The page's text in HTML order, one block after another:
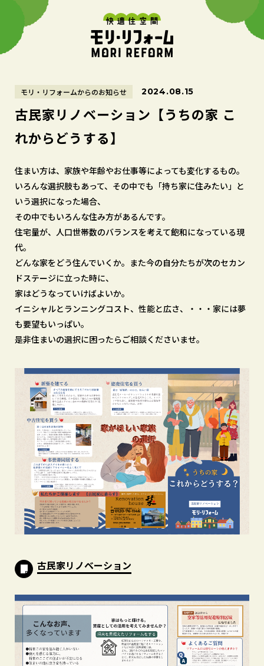
モリ・リフォームからのお知らせ 2024.08.15
古民家リノベーション【うちの家 こ
れからどうする】
住まい方は、家族や年齢やお仕事等によっても変化するもの。
いろんな選択肢もあって、その中でも「持ち家に住みたい」と
いう選択になった場合、
その中でもいろんな住み方があるんです。
住宅量が、人口世帯数のバランスを考えて飽和になっている現
代。
どんな家をどう住んでいくか。また今の自分たちが次のセカン
ドステージに立った時に、
家はどうなっていけばよいか。
イニシャルとランニングコスト、性能と広さ、・・・家には夢
も要望もいっぱい。
是非住まいの選択に困ったらご相談くださいませ。
古民家リノベーション